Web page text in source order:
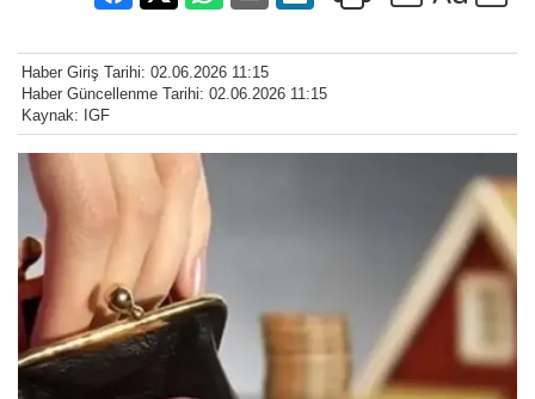
Haber Giriş Tarihi: 02.06.2026 11:15
Haber Güncellenme Tarihi: 02.06.2026 11:15
Kaynak: IGF